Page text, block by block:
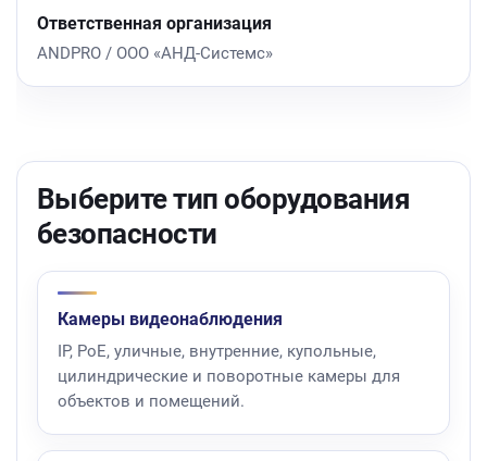
Ответственная организация
ANDPRO / ООО «АНД-Системс»
Выберите тип оборудования
безопасности
Камеры видеонаблюдения
IP, PoE, уличные, внутренние, купольные,
цилиндрические и поворотные камеры для
объектов и помещений.